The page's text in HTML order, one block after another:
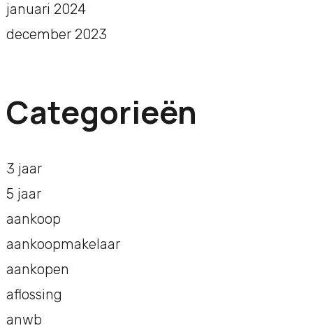
januari 2024
december 2023
Categorieën
3 jaar
5 jaar
aankoop
aankoopmakelaar
aankopen
aflossing
anwb